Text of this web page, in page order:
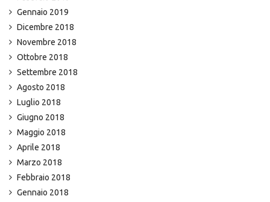
Gennaio 2019
Dicembre 2018
Novembre 2018
Ottobre 2018
Settembre 2018
Agosto 2018
Luglio 2018
Giugno 2018
Maggio 2018
Aprile 2018
Marzo 2018
Febbraio 2018
Gennaio 2018